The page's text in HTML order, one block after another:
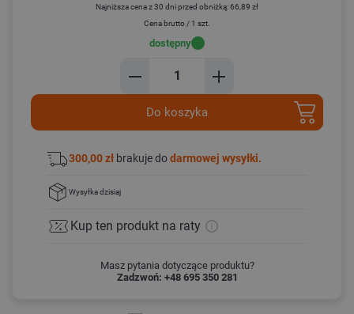
Najniższa cena z 30 dni przed obniżką: 66,89 zł
Cena brutto / 1 szt.
dostępny
Do koszyka
300,00 zł brakuje dodarmowej wysyłki.
Wysyłkadzisiaj
Kup ten produkt na raty
Masz pytania dotyczące produktu?
Zadzwoń: +48 695 350 281